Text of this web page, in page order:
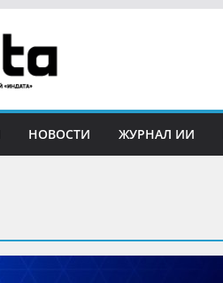
НОВОСТИ ЖУРНАЛ ИИ